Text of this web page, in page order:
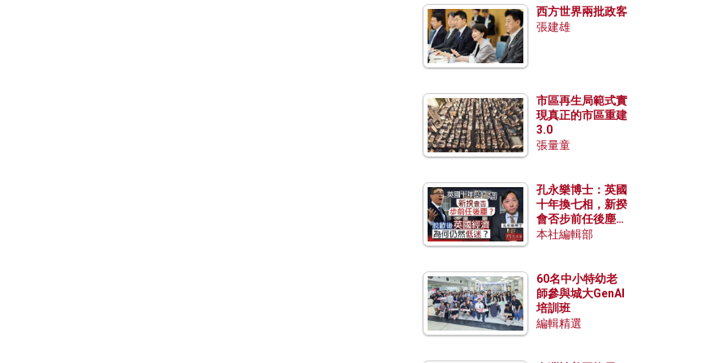
西方世界兩批政客
張建雄
市區再生局範式實
現真正的市區重建
3.0
張量童
孔永樂博士：英國
十年換七相，新揆
會否步前任後塵？
脫歐後英國經濟為
本社編輯部
60名中小特幼老
師參與城大GenAI
培訓班
編輯精選